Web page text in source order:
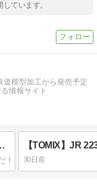
ています。
道模型加工から発売予定
情報サイト
た。 TOMIX 7118
30日前